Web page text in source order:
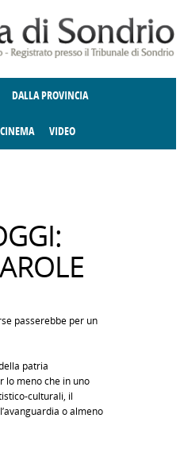
DALLA PROVINCIA
CINEMA VIDEO
passerebbe per un
patria
lo meno che in uno
culturali, il
o almeno